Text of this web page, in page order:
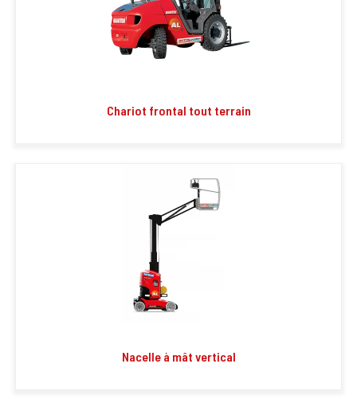
Chariot frontal tout terrain
Nacelle à mât vertical